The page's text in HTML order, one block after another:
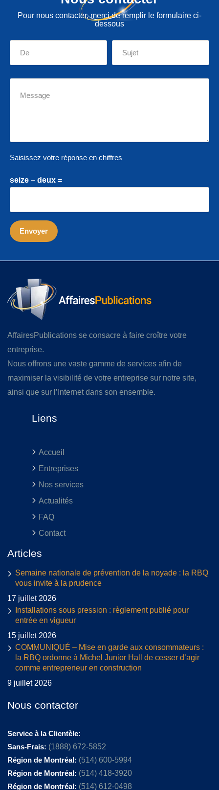
Pour nous contacter, merci de remplir le formulaire ci-
dessous
Saisissez votre réponse en chiffres
seize − deux =
AffairesPublications se consacre à faire croître votre
entreprise.
Nous offrons une vaste gamme de services afin de
maximiser la visibilité de votre entreprise sur notre site,
ainsi que sur l’Internet dans son ensemble.
Liens
Accueil
Entreprises
Nos services
Actualités
FAQ
Contact
Articles
Semaine nationale de prévention de la noyade : la RBQ
vous invite à la prudence
17 juillet 2026
Installations sous pression : règlement publié pour
entrée en vigueur
15 juillet 2026
COMMUNIQUÉ – Mise en garde aux consommateurs :
la RBQ ordonne à Michel Junior Hall de cesser d’agir
comme entrepreneur en construction
9 juillet 2026
Nous contacter
Service à la Clientèle:
Sans-Frais: (1888) 672-5852
Région de Montréal: (514) 600-5994
Région de Montréal: (514) 418-3920
Région de Montréal: (514) 612-0498